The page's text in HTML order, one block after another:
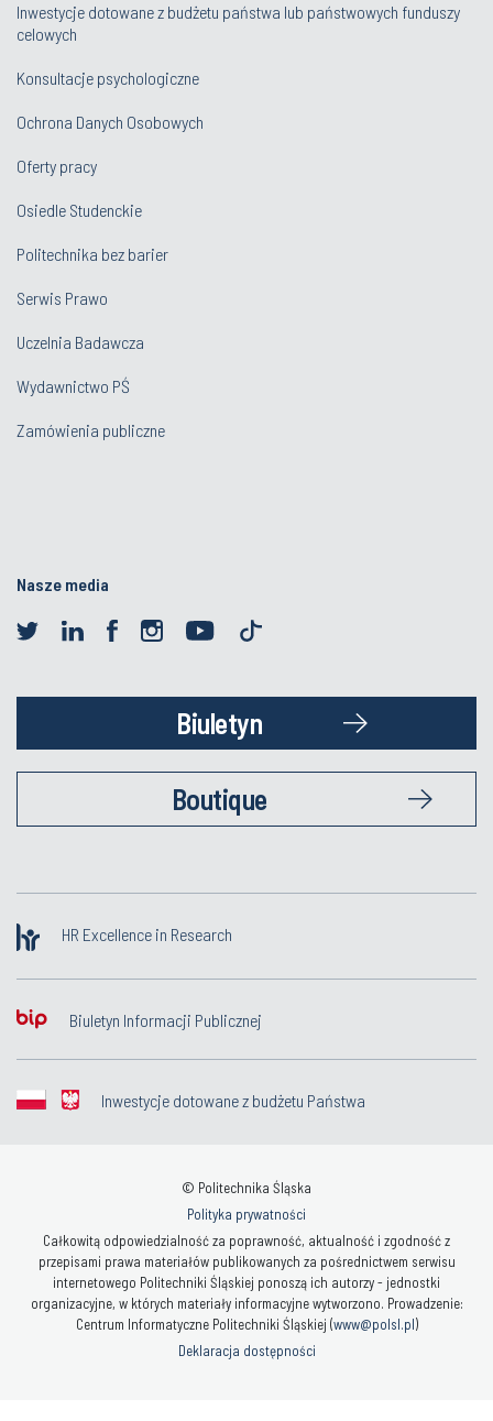
Inwestycje dotowane z budżetu państwa lub państwowych funduszy
celowych
Konsultacje psychologiczne
Ochrona Danych Osobowych
Oferty pracy
Osiedle Studenckie
Politechnika bez barier
Serwis Prawo
Uczelnia Badawcza
Wydawnictwo PŚ
Zamówienia publiczne
Nasze media
Biuletyn
Boutique
HR Excellence in Research
Biuletyn Informacji Publicznej
Inwestycje dotowane z budżetu Państwa
© Politechnika Śląska
Polityka prywatności
Całkowitą odpowiedzialność za poprawność, aktualność i zgodność z
przepisami prawa materiałów publikowanych za pośrednictwem serwisu
internetowego Politechniki Śląskiej ponoszą ich autorzy - jednostki
organizacyjne, w których materiały informacyjne wytworzono. Prowadzenie:
Centrum Informatyczne Politechniki Śląskiej (www@polsl.pl)
Deklaracja dostępności